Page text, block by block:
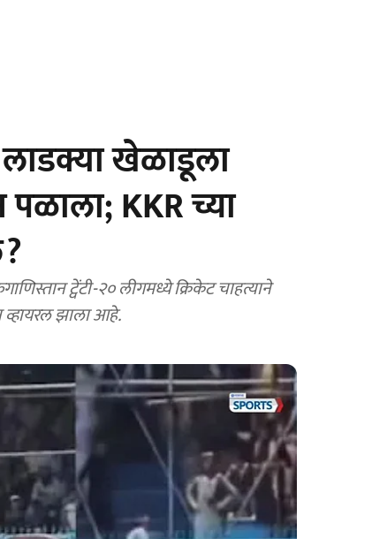
खेळाडूला
KKR च्या
ट्वेंटी-२० लीगमध्ये क्रिकेट चाहत्याने
व्हायरल झाला आहे.